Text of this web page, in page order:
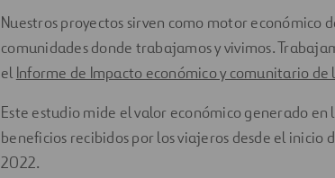
Nuestros proyectos sirven como motor
comunidades donde trabajamos y vivimos.
el Informe de Impacto económico y comunitario
Este estudio mide el valor económico generado en
beneficios recibidos por los viajeros desde el inicio
2022.